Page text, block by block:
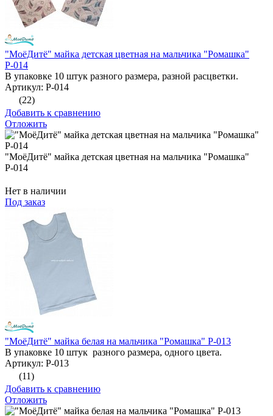
"МоёДитё" майка детская цветная на мальчика "Ромашка"
Р-014
В упаковке 10 штук разного размера, разной расцветки.
Артикул: Р-014
(22)
Добавить к сравнению
Отложить
"МоёДитё" майка детская цветная на мальчика "Ромашка"
Р-014
Нет в наличии
Под заказ
"МоёДитё" майка белая на мальчика "Ромашка" Р-013
В упаковке 10 штук разного размера, одного цвета.
Артикул: Р-013
(11)
Добавить к сравнению
Отложить